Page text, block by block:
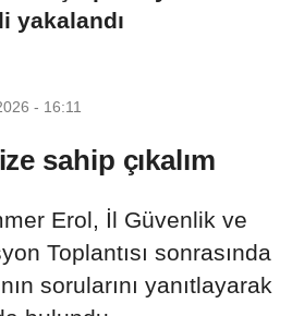
yakalandı
- 16:11
sahip çıkalım
Erol, İl Güvenlik ve
Toplantısı sonrasında
sorularını yanıtlayarak